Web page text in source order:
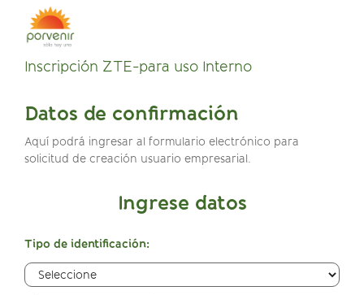
Inscripción ZTE-para uso Interno
Datos de confirmación
Aquí podrá ingresar al formulario electrónico para
solicitud de creación usuario empresarial.
Ingrese datos
Tipo de identificación: